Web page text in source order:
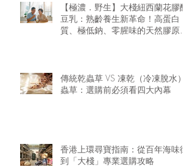
【極濃．野生】大棧紐西蘭花膠醇
豆乳：熟齡養生新革命！高蛋白
質、極低鈉、零腥味的天然膠原精
傳統乾蟲草 VS 凍乾（冷凍脫水）
蟲草：選購前必須看四大內幕
香港上環尋寶指南：從百年海味街
到「大棧」專業選購攻略